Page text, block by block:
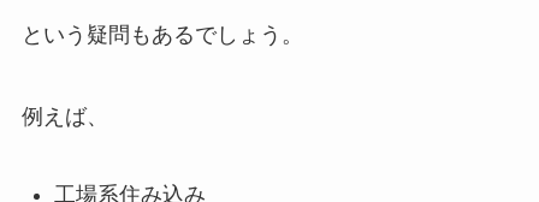
という疑問もあるでしょう。
例えば、
工場系住み込み